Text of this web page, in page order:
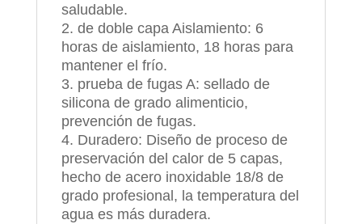
saludable.
2. de doble capa Aislamiento: 6
horas de aislamiento, 18 horas para
mantener el frío.
3. prueba de fugas A: sellado de
silicona de grado alimenticio,
prevención de fugas.
4. Duradero: Diseño de proceso de
preservación del calor de 5 capas,
hecho de acero inoxidable 18/8 de
grado profesional, la temperatura del
agua es más duradera.